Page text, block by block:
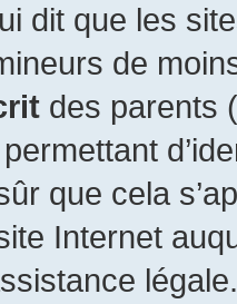
dit que les
de
des parents
que cela
Internet